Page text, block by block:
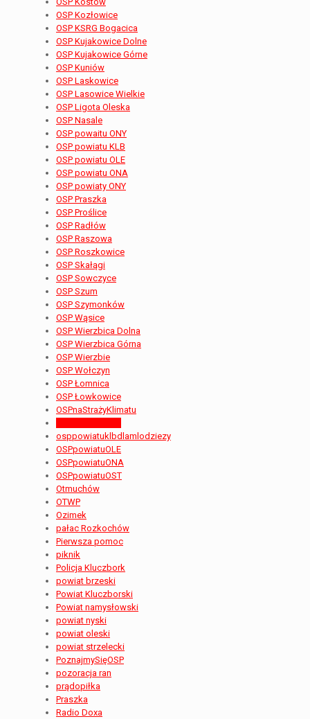
OSP Kozłowice
OSP KSRG Bogacica
OSP Kujakowice Dolne
OSP Kujakowice Górne
OSP Kuniów
OSP Laskowice
OSP Lasowice Wielkie
OSP Ligota Oleska
OSP Nasale
OSP powaitu ONY
OSP powiatu KLB
OSP powiatu OLE
OSP powiatu ONA
OSP powiaty ONY
OSP Praszka
OSP Proślice
OSP Radłów
OSP Raszowa
OSP Roszkowice
OSP Skałągi
OSP Sowczyce
OSP Szum
OSP Szymonków
OSP Wąsice
OSP Wierzbica Dolna
OSP Wierzbica Górna
OSP Wierzbie
OSP Wołczyn
OSP Łomnica
OSP Łowkowice
OSPnaStrażyKlimatu
osppowiatuklbdlamlodziezy
OSPpowiatuOLE
OSPpowiatuONA
OSPpowiatuOST
Otmuchów
OTWP
Ozimek
pałac Rozkochów
Pierwsza pomoc
piknik
Policja Kluczbork
powiat brzeski
Powiat Kluczborski
Powiat namysłowski
powiat nyski
powiat oleski
powiat strzelecki
PoznajmySięOSP
pozoracja ran
prądopiłka
Praszka
Radio Doxa